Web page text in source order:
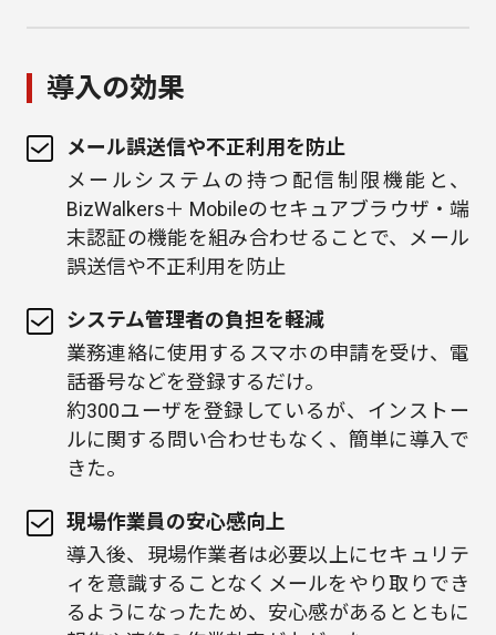
導入の効果
メール誤送信や不正利用を防止
メールシステムの持つ配信制限機能と、
BizWalkers＋ Mobileのセキュアブラウザ・端
末認証の機能を組み合わせることで、メール
誤送信や不正利用を防止
システム管理者の負担を軽減
業務連絡に使用するスマホの申請を受け、電
話番号などを登録するだけ。
約300ユーザを登録しているが、インストー
ルに関する問い合わせもなく、簡単に導入で
きた。
現場作業員の安心感向上
導入後、現場作業者は必要以上にセキュリテ
ィを意識することなくメールをやり取りでき
るようになったため、安心感があるとともに